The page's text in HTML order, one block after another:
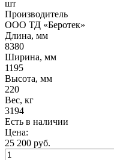
шт
Производитель
ООО ТД «Беротек»
Длина, мм
8380
Ширина, мм
1195
Высота, мм
220
Вес, кг
3194
Есть в наличии
Цена:
25 200 руб.